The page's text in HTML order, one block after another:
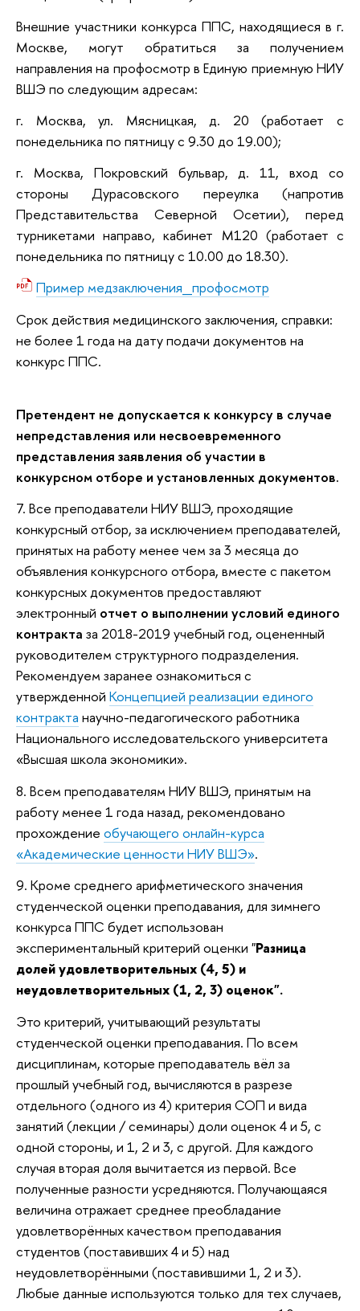
Внешние участники конкурса ППС, находящиеся в г.
Москве, могут обратиться за получением
направления на профосмотр в Единую приемную НИУ
ВШЭ по следующим адресам:
г. Москва, ул. Мясницкая, д. 20 (работает с
понедельника по пятницу с 9.30 до 19.00);
г. Москва, Покровский бульвар, д. 11, вход со
стороны Дурасовского переулка (напротив
Представительства Северной Осетии), перед
турникетами направо, кабинет М120 (работает с
понедельника по пятницу с 10.00 до 18.30).
Пример медзаключения_профосмотр
Срок действия медицинского заключения, справки:
не более 1 года на дату подачи документов на
конкурс ППС.
Претендент не допускается к конкурсу в случае
непредставления или несвоевременного
представления заявления об участии в
конкурсном отборе и установленных документов.
7. Все преподаватели НИУ ВШЭ, проходящие
конкурсный отбор, за исключением преподавателей,
принятых на работу менее чем за 3 месяца до
объявления конкурсного отбора, вместе с пакетом
конкурсных документов предоставляют
электронный отчет о выполнении условий единого
контракта за 2018-2019 учебный год, оцененный
руководителем структурного подразделения.
Рекомендуем заранее ознакомиться с
утвержденной Концепцией реализации единого
контракта научно-педагогического работника
Национального исследовательского университета
«Высшая школа экономики».
8. Всем преподавателям НИУ ВШЭ, принятым на
работу менее 1 года назад, рекомендовано
прохождение обучающего онлайн-курса
«Академические ценности НИУ ВШЭ».
9. Кроме среднего арифметического значения
студенческой оценки преподавания, для зимнего
конкурса ППС будет использован
экспериментальный критерий оценки "Разница
долей удовлетворительных (4, 5) и
неудовлетворительных (1, 2, 3) оценок".
Это критерий, учитывающий результаты
студенческой оценки преподавания. По всем
дисциплинам, которые преподаватель вёл за
прошлый учебный год, вычисляются в разрезе
отдельного (одного из 4) критерия СОП и вида
занятий (лекции / семинары) доли оценок 4 и 5, с
одной стороны, и 1, 2 и 3, с другой. Для каждого
случая вторая доля вычитается из первой. Все
полученные разности усредняются. Получающаяся
величина отражает среднее преобладание
удовлетворённых качеством преподавания
студентов (поставивших 4 и 5) над
неудовлетворёнными (поставившими 1, 2 и 3).
Любые данные используются только для тех случаев,